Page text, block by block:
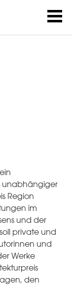
unabhängiger
Region
im
und der
private und
und
Werke
den